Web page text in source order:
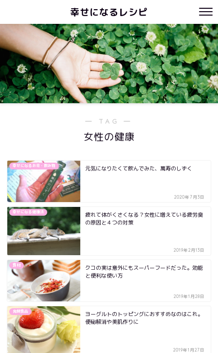
幸せになるレシピ
― TAG ―
女性の健康
幸せになるお茶・飲み物 元気になりたくて飲んでみた、萬寿のしずく
2020年7月3日
幸せになる健康法
疲れて体がくさくなる？女性に増えている疲労臭
の原因と４つの対策
2019年2月13日
食材
クコの実は意外にもスーパーフードだった。効能
と便利な使い方
2019年1月28日
発酵食品
ヨーグルトのトッピングにおすすめなのはこれ。
便秘解消や美肌作りに
2019年1月27日